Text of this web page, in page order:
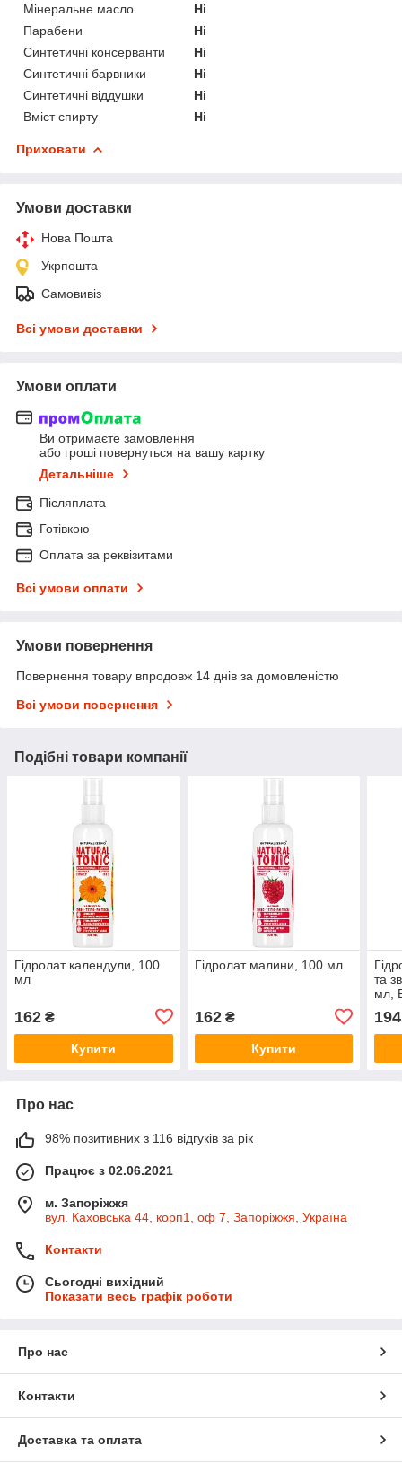
Мінеральне масло
Ні
Парабени
Ні
Синтетичні консерванти
Ні
Синтетичні барвники
Ні
Синтетичні віддушки
Ні
Вміст спирту
Ні
Приховати
Умови доставки
Нова Пошта
Укрпошта
Самовивіз
Всі умови доставки
Умови оплати
Ви отримаєте замовлення
або гроші повернуться на вашу картку
Детальніше
Післяплата
Готівкою
Оплата за реквізитами
Всі умови оплати
Умови повернення
Повернення товару впродовж 14 днів за домовленістю
Всі умови повернення
Подібні товари компанії
Гідролат календули, 100
мл
162 ₴
Купити
Гідролат малини, 100 мл
162₴
Купити
та
мл,
194
Про нас
98% позитивних з 116 відгуків за рік
Працює з 02.06.2021
м. Запоріжжя
вул. Каховська 44, корп1, оф 7, Запоріжжя, Україна
Контакти
Сьогодні вихідний
Показати весь графік роботи
Про нас
Контакти
Доставка та оплата